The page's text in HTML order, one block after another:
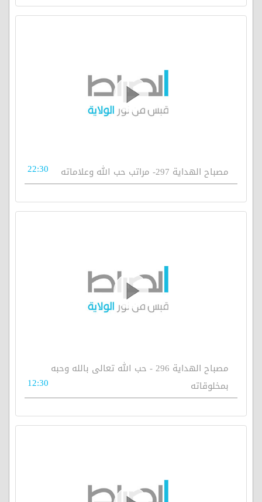
مصباح الهداية 297- مراتب حب الله وعلاماته 22:30
مصباح الهداية 296 - حب الله تعالى بالله وحبه
بمخلوقاته
12:30